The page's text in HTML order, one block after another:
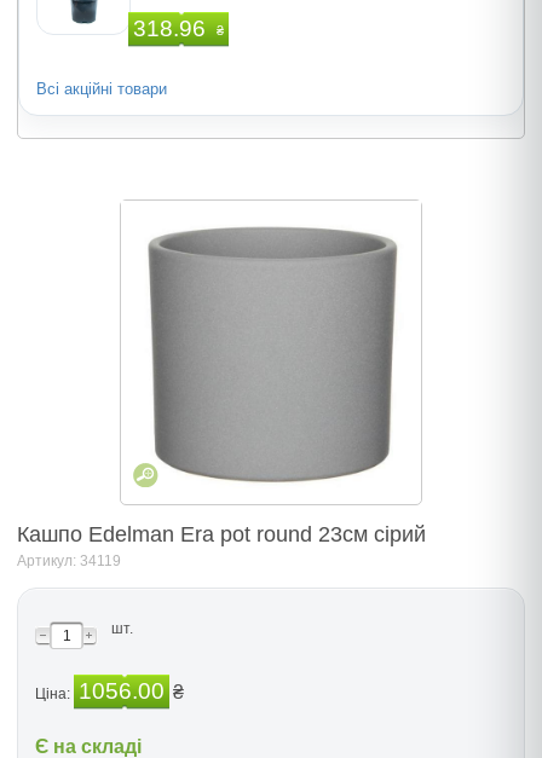
318.96 ₴
Всі акційні товари
Кашпо Edelman Era pot round 23cм сірий
Артикул: 34119
шт.
Ціна: 1056.00 ₴
Є на складі